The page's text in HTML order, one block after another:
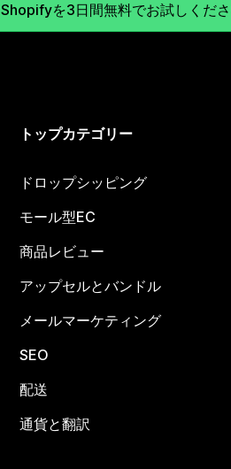
Shopifyを3日間無料でお試しくだ
トップカテゴリー
ドロップシッピング
モール型EC
商品レビュー
アップセルとバンドル
メールマーケティング
SEO
配送
通貨と翻訳